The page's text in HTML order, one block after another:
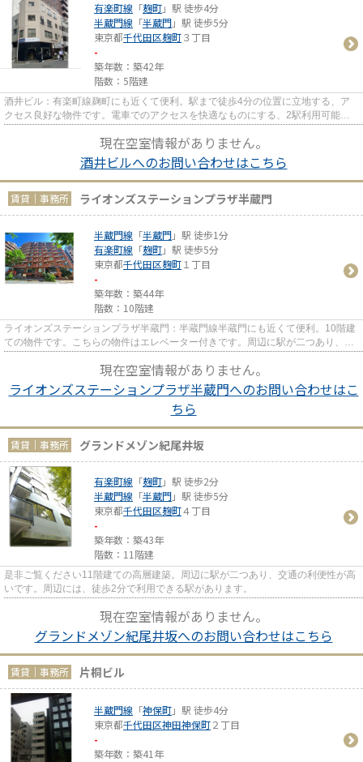
有楽町線 「麹町」駅 徒歩4分
半蔵門線 「半蔵門」駅 徒歩5分
東京都千代田区麹町３丁目
-
築年数：築42年
階数：5階建
酒井ビル：有楽町線麹町にも近くて便利。駅まで徒歩4分の位置に立地する、ア
クセス良好な物件です。電車でのアクセスを快適なものにする、2駅利用可能な
現在空室情報がありません。
酒井ビルへのお問い合わせはこちら
賃貸｜事務所 ライオンズステーションプラザ半蔵門
半蔵門線 「半蔵門」駅 徒歩1分
有楽町線 「麹町」駅 徒歩5分
東京都千代田区麹町１丁目
-
築年数：築44年
階数：10階建
ライオンズステーションプラザ半蔵門：半蔵門線半蔵門にも近くて便利。10階建
ての物件です。こちらの物件はエレベーター付きです。周辺に駅が二つあり、交
現在空室情報がありません。
ライオンズステーションプラザ半蔵門へのお問い合わせはこ
ちら
賃貸｜事務所 グランドメゾン紀尾井坂
有楽町線 「麹町」駅 徒歩2分
半蔵門線 「半蔵門」駅 徒歩5分
東京都千代田区麹町４丁目
-
築年数：築43年
階数：11階建
是非ご覧ください11階建ての高層建築。周辺に駅が二つあり、交通の利便性が高
いです。周辺には、徒歩2分で利用できる駅があります。
現在空室情報がありません。
グランドメゾン紀尾井坂へのお問い合わせはこちら
賃貸｜事務所 片桐ビル
半蔵門線 「神保町」駅 徒歩4分
東京都千代田区神田神保町２丁目
-
築年数：築41年